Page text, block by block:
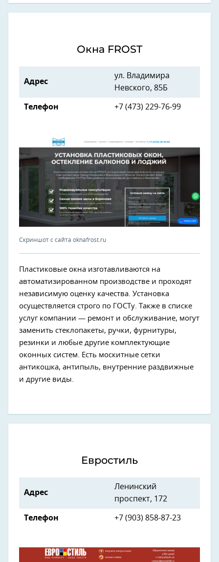
Окна FROST
Адрес
ул. Владимира
Невского, 85Б
Телефон +7 (473) 229-76-99
Скриншот с сайта oknafrost.ru
Пластиковые окна изготавливаются на
автоматизированном производстве и проходят
независимую оценку качества. Установка
осуществляется строго по ГОСТу. Также в списке
услуг компании — ремонт и обслуживание, могут
заменить стеклопакеты, ручки, фурнитуры,
резинки и любые другие комплектующие
оконных систем. Есть москитные сетки
антикошка, антипыль, внутренние раздвижные
и другие виды.
Евростиль
Адрес
Ленинский
проспект, 172
Телефон +7 (903) 858-87-23